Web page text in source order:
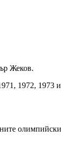
Жеков.
1972, 1973